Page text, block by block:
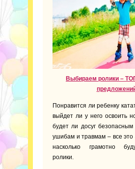
Выбираем ролики –
Понравится ли ребенку
выйдет ли у него освоить
будет ли досуг
ушибам и травмам – все это
насколько грамотно
ролики.